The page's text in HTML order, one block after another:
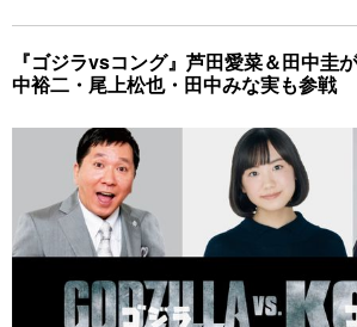
『ゴジラvsコング』芦田愛菜＆田中圭
中裕二・尾上松也・田中みな実も参戦